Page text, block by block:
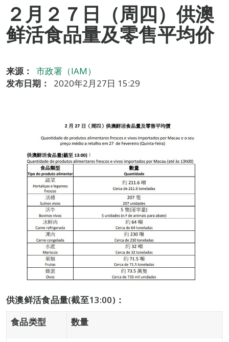
２月２７日（周四）供澳
鲜活食品量及零售平均价
来源：
市政署（IAM）
发布日期：
2020年2月27日 15:29
供澳鲜活食品量(截至13:00) ：
食品类型
数量